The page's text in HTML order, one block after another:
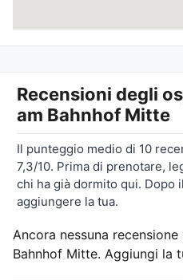
Recensioni degli
am Bahnhof Mitte
Il punteggio medio di 10
7,3/10. Prima di prenotare,
chi ha già dormito qui. Dopo
aggiungere la tua.
Ancora nessuna
Bahnhof Mitte. Aggiungi la